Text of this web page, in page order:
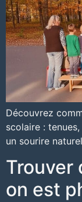
Découvrez
scolaire :
un sourire
Trouver
on est